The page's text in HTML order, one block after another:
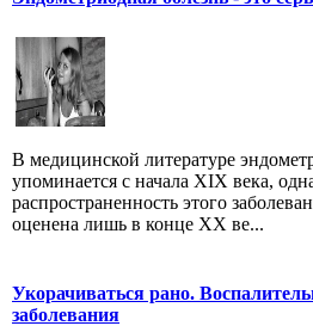
В медицинской литературе
упоминается с начала XIX века,
распространенность этого
оценена лишь в конце XX ве...
Укорачиваться рано.
заболевания